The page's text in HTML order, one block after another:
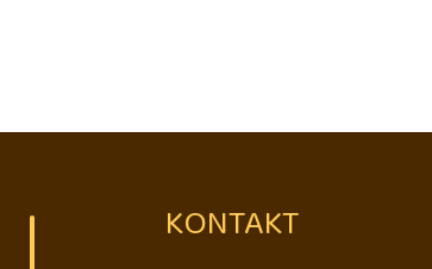
KONTAKT